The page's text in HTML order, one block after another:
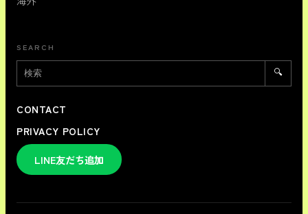
SEARCH
🔍
CONTACT
PRIVACY POLICY
LINE友だち追加